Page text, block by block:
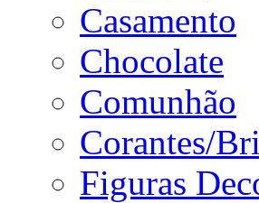
Casamento
Chocolate
Comunhão
Corantes/
Figuras